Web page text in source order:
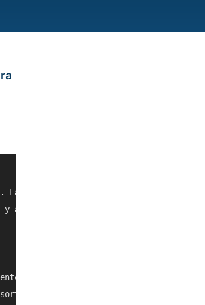
La meta es ayudarte a decidir si
acceso local pueden cambiar, asi
enlazadas y listados actuales antes
con un taxi confiable o con el